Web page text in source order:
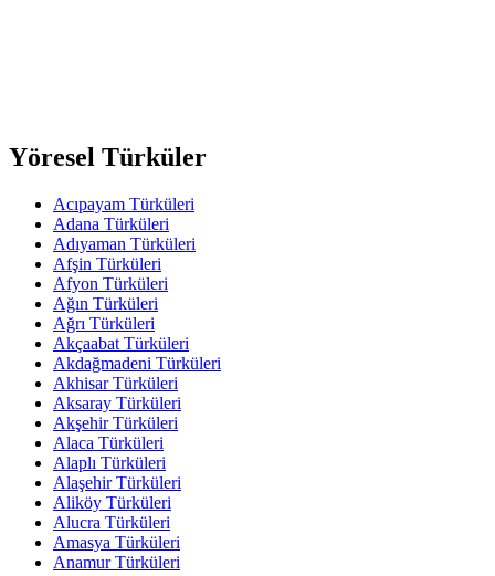
Yöresel Türküler
Acıpayam Türküleri
Adana Türküleri
Adıyaman Türküleri
Afşin Türküleri
Afyon Türküleri
Ağın Türküleri
Ağrı Türküleri
Akçaabat Türküleri
Akdağmadeni Türküleri
Akhisar Türküleri
Aksaray Türküleri
Akşehir Türküleri
Alaca Türküleri
Alaplı Türküleri
Alaşehir Türküleri
Aliköy Türküleri
Alucra Türküleri
Amasya Türküleri
Anamur Türküleri